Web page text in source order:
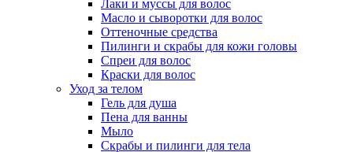
Лаки и муссы для волос
Масло и сыворотки для волос
Оттеночные средства
Пилинги и скрабы для кожи головы
Спреи для волос
Краски для волос
Уход за телом
Гель для душа
Пена для ванны
Мыло
Скрабы и пилинги для тела